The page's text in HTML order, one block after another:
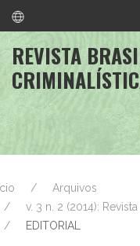
REVISTA
Arquivos
v. 3 n. 2 (2014):
EDITORIAL